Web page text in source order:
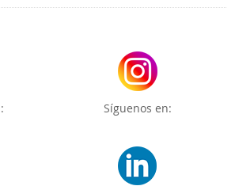
Síguenos en: